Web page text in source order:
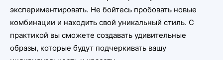
экспериментировать. Не бойтесь пробовать новые
комбинации и находить свой уникальный стиль. С
практикой вы сможете создавать удивительные
образы, которые будут подчеркивать вашу